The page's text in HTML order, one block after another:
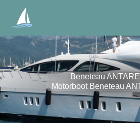
Beneteau
Motorboot Beneteau